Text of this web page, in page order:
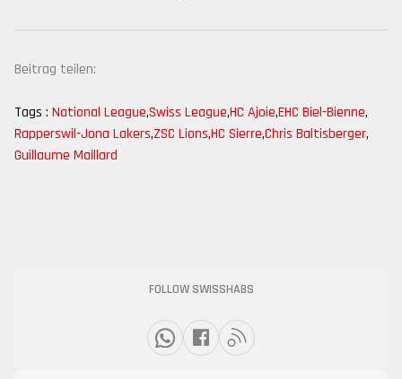
Beitrag teilen:
Tags : National League,Swiss League,HC Ajoie,EHC Biel-Bienne,
Rapperswil-Jona Lakers,ZSC Lions,HC Sierre,Chris Baltisberger,
Guillaume Maillard
FOLLOW SWISSHABS